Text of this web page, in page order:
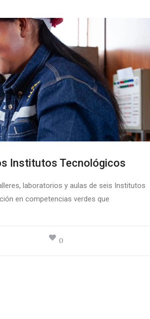
Institutos Tecnológicos
laboratorios y aulas de seis Institutos
en competencias verdes que
0